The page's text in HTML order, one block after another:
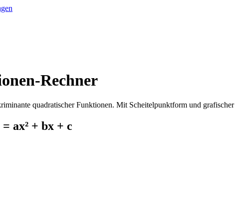
Rechner
quadratischer Funktionen. Mit Scheitelpunktform und
ax² + bx + c